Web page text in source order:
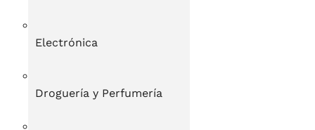
Electrónica
Droguería y Perfumería